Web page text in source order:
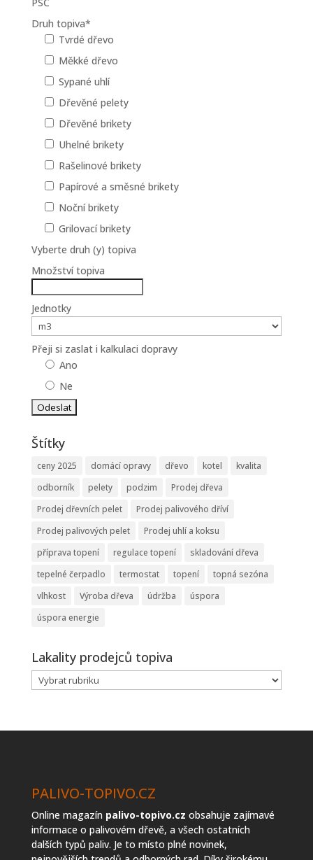
Druh topiva*
Tvrdé dřevo
Měkké dřevo
Sypané uhlí
Dřevěné pelety
Dřevěné brikety
Uhelné brikety
Rašelinové brikety
Papírové a směsné brikety
Noční brikety
Grilovací brikety
Vyberte druh (y) topiva
Množství topiva
Jednotky
Přeji si zaslat i kalkulaci dopravy
Ano
Ne
Štítky
ceny 2025 domácí opravy dřevo kotel
kvalita
odborník
pelety podzim
Prodej dřeva
Prodej dřevních pelet
Prodej palivového dříví
Prodej palivových pelet
Prodej uhlí a koksu
příprava topení
regulace topení
skladování dřeva
tepelné čerpadlo
termostat topení
topná sezóna
vlhkost
Výroba dřeva údržba
úspora
úspora energie
Lakality prodejců topiva
Lakality
prodejců
PALIVO-TOPIVO.CZ
Online magazín palivo-topivo.cz obsahuje zajímavé
informace o palivovém dřevě, a všech ostatních
dalších typů paliv. Je to místo plné novinek,